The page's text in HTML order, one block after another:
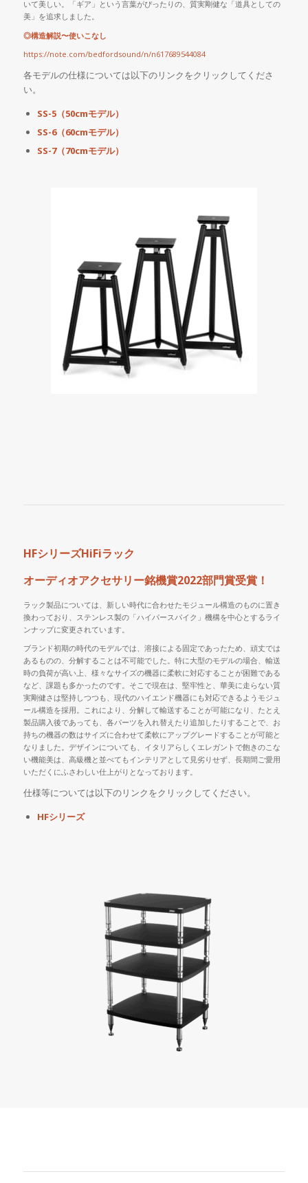
いて美しい。「ギア」という言葉がぴったりの、質実剛健な「道具としての
美」を追求しました。
◎構造解説〜使いこなし
https://note.com/bedfordsound/n/n617689544084
各モデルの仕様については以下のリンクをクリックしてくださ
い。
SS-5（50cmモデル）
SS-6（60cmモデル）
SS-7（70cmモデル）
HFシリーズHiFiラック
オーディオアクセサリー銘機賞2022部門賞受賞！
ラック製品については、新しい時代に合わせたモジュール構造のものに置き
換わっており、ステンレス製の「ハイパースパイク」機構を中心とするライ
ンナップに変更されています。
ブランド初期の時代のモデルでは、溶接による固定であったため、頑丈では
あるものの、分解することは不可能でした。特に大型のモデルの場合、輸送
時の負荷が高い上、様々なサイズの機器に柔軟に対応することが困難である
など、課題も多かったのです。そこで現在は、堅牢性と、華美に走らない質
実剛健さは堅持しつつも、現代のハイエンド機器にも対応できるようモジュ
ール構造を採用。これにより、分解して輸送することが可能になり、たとえ
製品購入後であっても、各パーツを入れ替えたり追加したりすることで、お
持ちの機器の数はサイズに合わせて柔軟にアップグレードすることが可能と
なりました。デザインについても、イタリアらしくエレガントで飽きのこな
い機能美は、高級機と並べてもインテリアとして見劣りせず、長期間ご愛用
いただくにふさわしい仕上がりとなっております。
仕様等については以下のリンクをクリックしてください。
HFシリーズ